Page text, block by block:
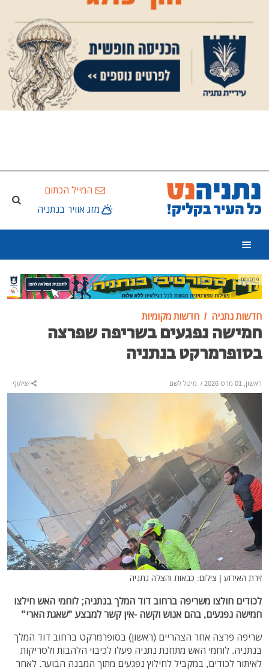
המייל הכתום
מזג אוויר בנתניה
פרסומת
חדשות נתניה חדשות מקומיות
חמישה נפגעים בשריפה שפרצה
בסופרמרקט בנתניה
ראשון, 01 מרס 2026 / מיטל לשם שיתוף
זירת האירוע | צילום: כבאות והצלה נתניה
לכודים חולצו משריפה ברחוב דוד המלך בנתניה; לוחמי האש חילצו
חמישה נפגעים, בהם אנוש וקשה -אין קשר למבצע "שאגת הארי"
שריפה פרצה אחר הצהריים (ראשון) בסופרמרקט ברחוב דוד המלך
בנתניה. לוחמי האש מתחנת נתניה פעלו לכיבוי הלהבות ולסריקות
לאיתור לכודים, במקביל לחילוץ נפגעים מתוך המבנה הבוער. לאחר